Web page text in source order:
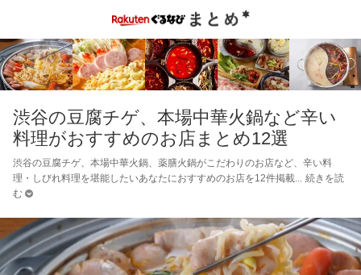
渋谷の豆腐チゲ、本場中華火鍋など辛い
料理がおすすめのお店まとめ12選
渋谷の豆腐チゲ、本場中華火鍋、薬膳火鍋がこだわりのお店など、辛い料
理・しびれ料理を堪能したいあなたにおすすめのお店を12件掲載
続きを読
む